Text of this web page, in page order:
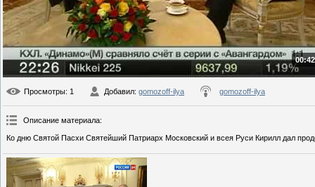
Просмотры: 1 Добавил: gomozoff-ilya gomozoff-ilya
Описание материала:
Ко дню Святой Пасхи Святейший Патриарх Московский и всея Руси Кирилл дал